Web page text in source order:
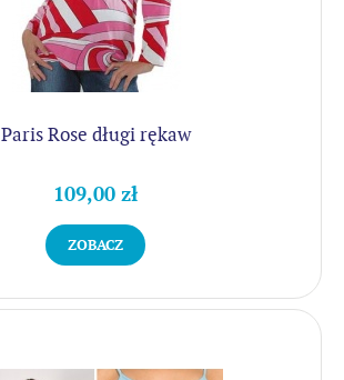
Paris Rose długi rękaw
109,00 zł
ZOBACZ